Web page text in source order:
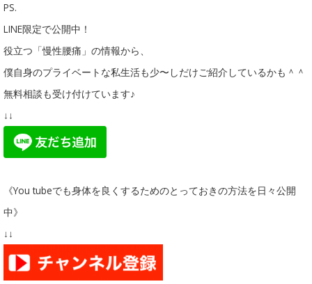
PS.
LINE限定で公開中！
役立つ「慢性腰痛」の情報から、
僕自身のプライベートな私生活も少〜しだけご紹介しているかも＾＾
無料相談も受け付けています♪
↓↓
《You tubeでも身体を良くするためのとっておきの方法を日々公開
中》
↓↓